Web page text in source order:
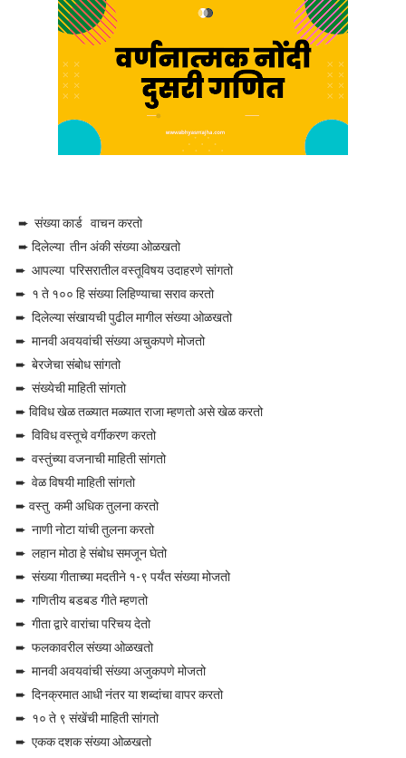
➨ संख्या कार्ड वाचन करतो
➨ दिलेल्या तीन अंकी संख्या ओळखतो
➨ आपल्या परिसरातील वस्तूविषय उदाहरणे सांगतो
➨ १ ते १०० हि संख्या लिहिण्याचा सराव करतो
➨ दिलेल्या संखायची पुढील मागील संख्या ओळखतो
➨ मानवी अवयवांची संख्या अचुकपणे मोजतो
➨ बेरजेचा संबोध सांगतो
➨ संख्येची माहिती सांगतो
➨ विविध खेळ तळ्यात मळ्यात राजा म्हणतो असे खेळ करतो
➨ विविध वस्तूचे वर्गीकरण करतो
➨ वस्तुंच्या वजनाची माहिती सांगतो
➨ वेळ विषयी माहिती सांगतो
➨ वस्तु कमी अधिक तुलना करतो
➨ नाणी नोटा यांची तुलना करतो
➨ लहान मोठा हे संबोध समजून घेतो
➨ संख्या गीताच्या मदतीने १-९ पर्यंत संख्या मोजतो
➨ गणितीय बडबड गीते म्हणतो
➨ गीता द्वारे वारांचा परिचय देतो
➨ फलकावरील संख्या ओळखतो
➨ मानवी अवयवांची संख्या अजुकपणे मोजतो
➨ दिनक्रमात आधी नंतर या शब्दांचा वापर करतो
➨ १० ते ९ संखेंची माहिती सांगतो
➨ एकक दशक संख्या ओळखतो